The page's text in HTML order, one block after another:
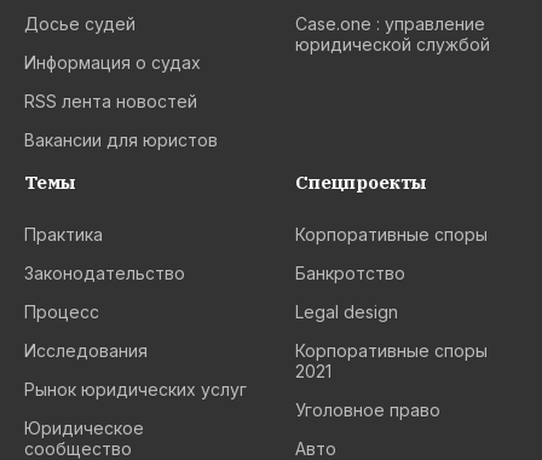
Досье судей
Информация о судах
RSS лента новостей
Вакансии для юристов
Case.one : управление
юридической службой
Темы
Практика
Законодательство
Процесс
Исследования
Рынок юридических услуг
Юридическое
сообщество
Спецпроекты
Корпоративные споры
Банкротство
Legal design
Корпоративные споры
2021
Уголовное право
Авто